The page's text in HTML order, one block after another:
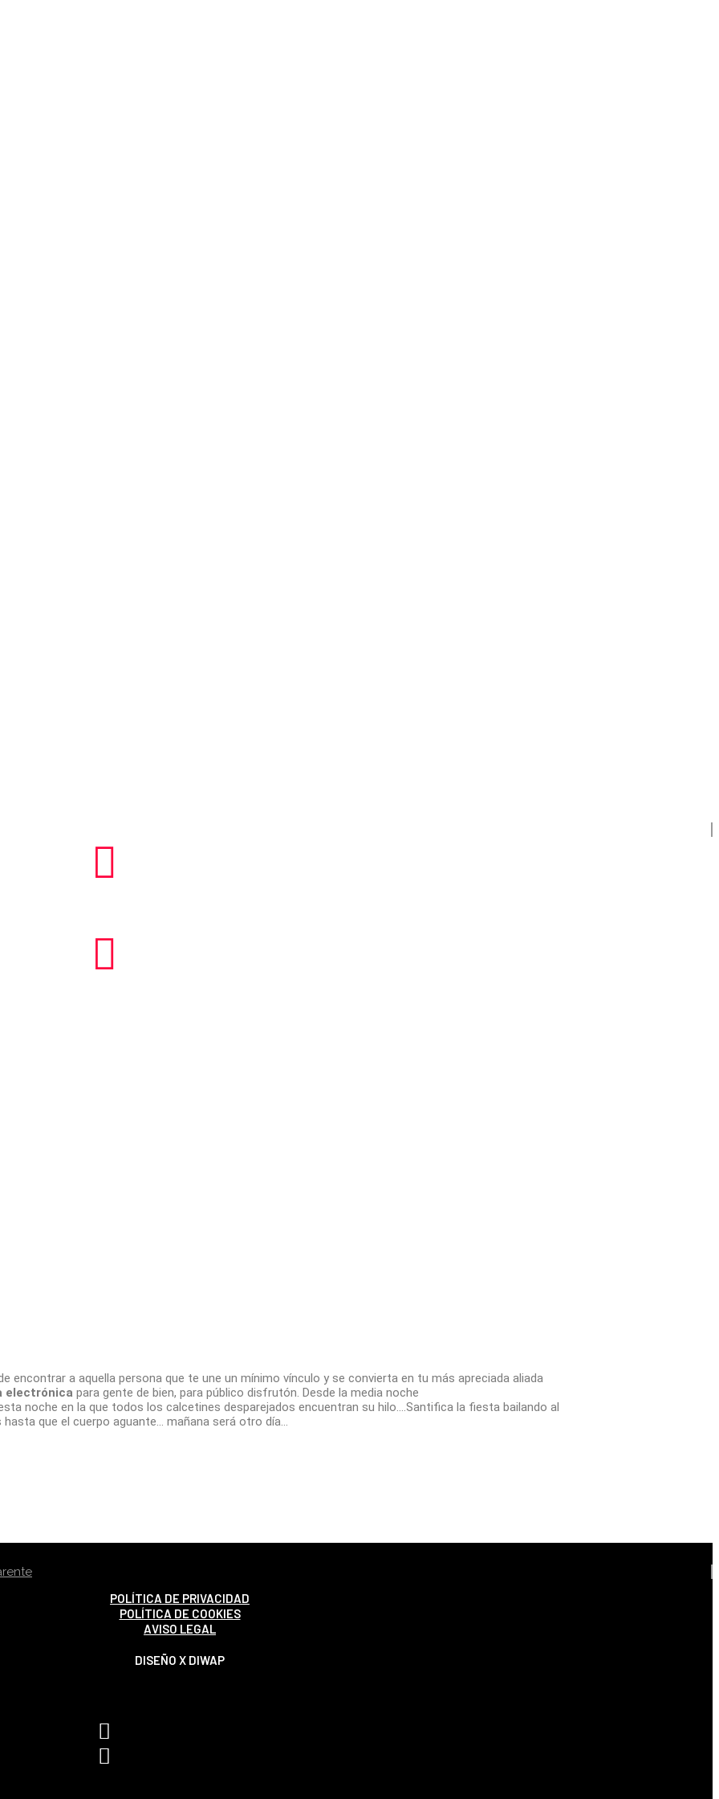
encontrar a aquella persona que te une un mínimo vínculo y se convierta en tu más apreciada aliada
electrónica para gente de bien, para público disfrutón. Desde la media noche
noche en la que todos los calcetines desparejados encuentran su hilo….Santifica la fiesta bailando al
hasta que el cuerpo aguante… mañana será otro día…
POLÍTICA DE PRIVACIDAD
POLÍTICA DE COOKIES
AVISO LEGAL
DISEÑO X DIWAP